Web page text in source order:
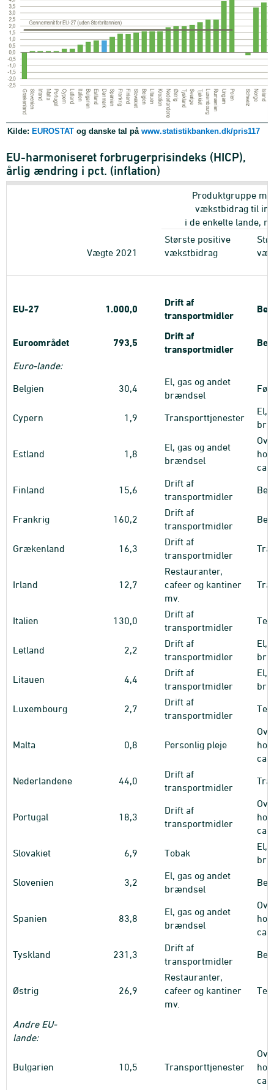
Kilde: EUROSTAT og danske tal på www.statistikbanken.dk/pris117
EU-harmoniseret forbrugerprisindeks (HICP),
årlig ændring i pct. (inflation)
Produktgruppe
vækstbidrag til
i de enkelte lande,
Vægte 2021
Største positive
vækstbidrag
EU-27 1.000,0
Drift af
transportmidler
Euroområdet 793,5
Drift af
transportmidler
Euro-lande:
Belgien 30,4
El, gas og andet
brændsel
Cypern 1,9 Transporttjenester
El,
Estland 1,8
El, gas og andet
brændsel
Finland 15,6
Drift af
transportmidler
Frankrig 160,2
Drift af
transportmidler
Grækenland 16,3
Drift af
transportmidler
Irland 12,7
Restauranter,
cafeer og kantiner
mv.
Italien 130,0
Drift af
transportmidler
Letland 2,2
Drift af
transportmidler
El,
Litauen 4,4
Drift af
transportmidler
El,
Luxembourg 2,7
Drift af
transportmidler
Malta 0,8 Personlig pleje
Nederlandene 44,0
Drift af
transportmidler
Portugal 18,3
Drift af
transportmidler
Slovakiet 6,9 Tobak
El,
Slovenien 3,2
El, gas og andet
brændsel
Spanien 83,8
El, gas og andet
brændsel
Tyskland 231,3
Drift af
transportmidler
Østrig 26,9
Restauranter,
cafeer og kantiner
mv.
Andre EU-
lande:
Bulgarien 10,5 Transporttjenester